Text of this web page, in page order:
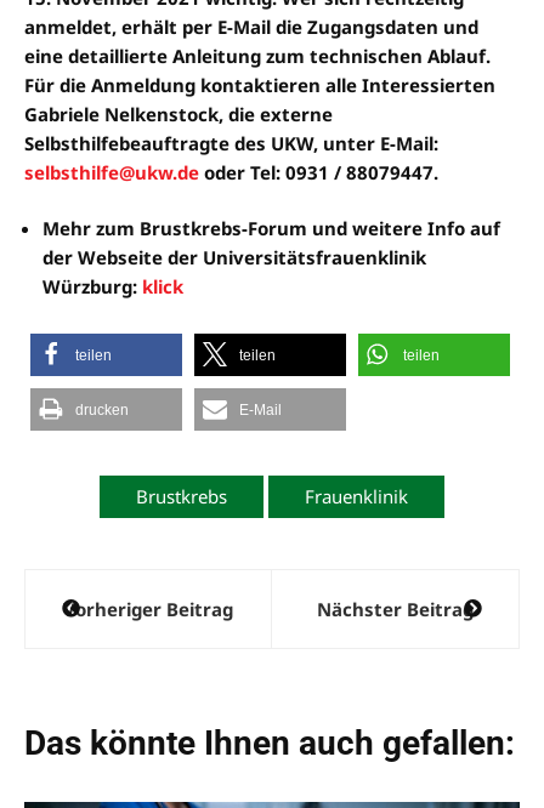
anmeldet, erhält per E-Mail die Zugangsdaten und
eine detaillierte Anleitung zum technischen Ablauf.
Für die Anmeldung kontaktieren alle Interessierten
Gabriele Nelkenstock, die externe
Selbsthilfebeauftragte des UKW, unter E-Mail:
selbsthilfe@ukw.de oder Tel: 0931 / 88079447.
Mehr zum Brustkrebs-Forum und weitere Info auf
der Webseite der Universitätsfrauenklinik
Würzburg: klick
teilen teilen teilen
drucken E-Mail
Brustkrebs Frauenklinik
Beitragsnavigation
Vorheriger Beitrag Nächster Beitrag
Das könnte Ihnen auch gefallen: